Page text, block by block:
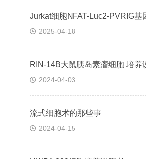
2025-04-18
2024-04-03
流式细胞术的那些事
2024-04-15